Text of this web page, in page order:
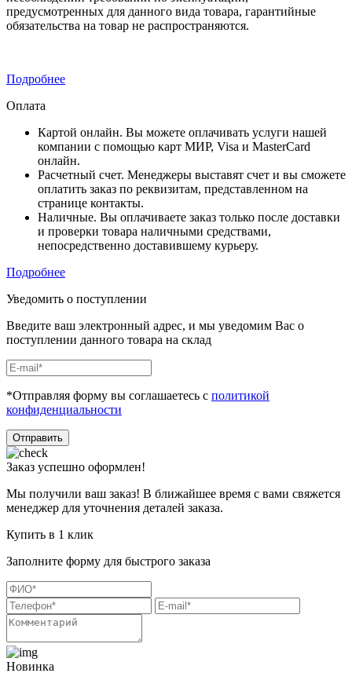
предусмотренных для данного вида товара, гарантийные
обязательства на товар не распространяются.
Подробнее
Оплата
Картой онлайн. Вы можете оплачивать услуги нашей
компании с помощью карт МИР, Visa и MasterCard
онлайн.
Расчетный счет. Менеджеры выставят счет и вы сможете
оплатить заказ по реквизитам, представленном на
странице контакты.
Наличные. Вы оплачиваете заказ только после доставки
и проверки товара наличными средствами,
непосредственно доставившему курьеру.
Подробнее
Уведомить о поступлении
Введите ваш электронный адрес, и мы уведомим Вас о
поступлении данного товара на склад
*Отправляя форму вы соглашаетесь с политикой
конфиденциальности
Отправить
Заказ успешно оформлен!
Мы получили ваш заказ! В ближайшее время с вами свяжется
менеджер для уточнения деталей заказа.
Купить в 1 клик
Заполните форму для быстрого заказа
Новинка